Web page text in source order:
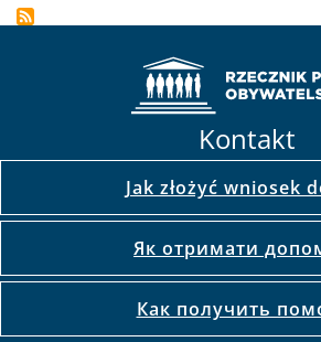
Kontakt
Jak złożyć wniosek
Як отримати
Как получить